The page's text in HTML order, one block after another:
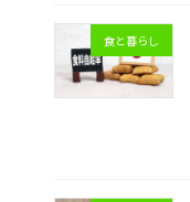
食と暮らし